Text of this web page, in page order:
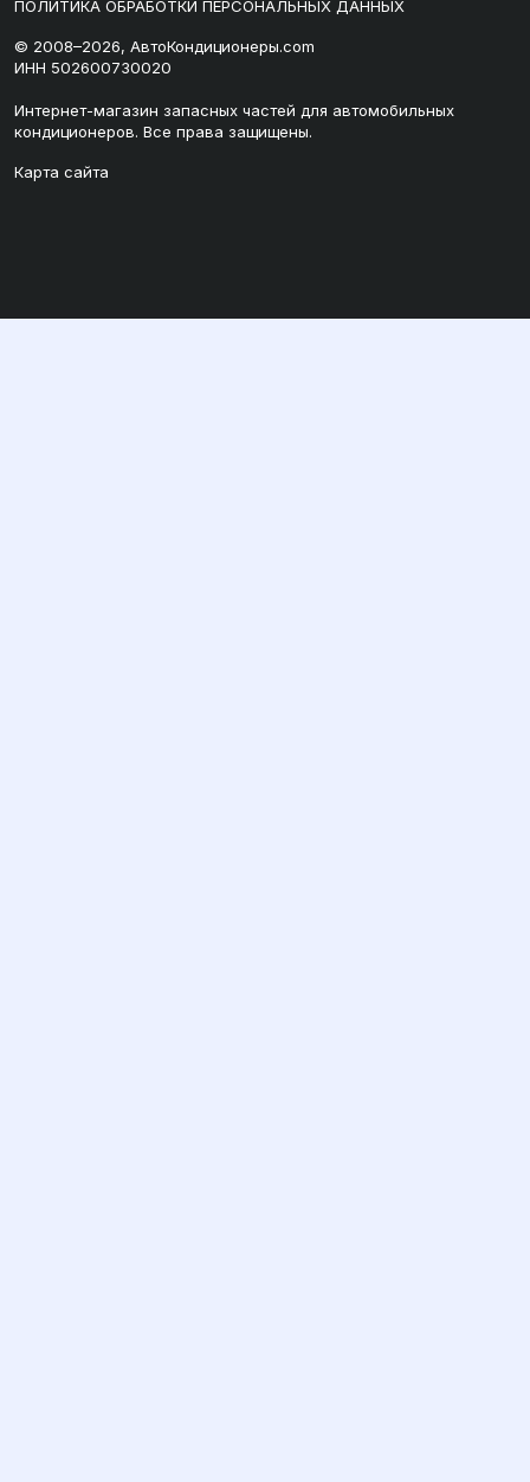
ПОЛИТИКА ОБРАБОТКИ ПЕРСОНАЛЬНЫХ ДАННЫХ
© 2008–2026, АвтоКондиционеры.com
ИНН 502600730020
Интернет-магазин запасных частей для автомобильных
кондиционеров. Все права защищены.
Карта сайта